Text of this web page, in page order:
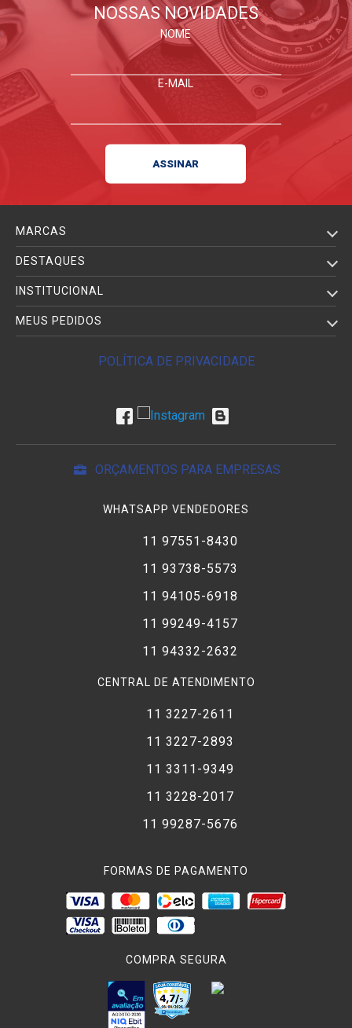
NOSSAS NOVIDADES
NOME
E-MAIL
MARCAS
DESTAQUES
INSTITUCIONAL
MEUS PEDIDOS
POLÍTICA DE PRIVACIDADE
ORÇAMENTOS PARA EMPRESAS
WHATSAPP VENDEDORES
11 97551-8430
11 93738-5573
11 94105-6918
11 99249-4157
11 94332-2632
CENTRAL DE ATENDIMENTO
11 3227-2611
11 3227-2893
11 3311-9349
11 3228-2017
11 99287-5676
FORMAS DE PAGAMENTO
COMPRA SEGURA